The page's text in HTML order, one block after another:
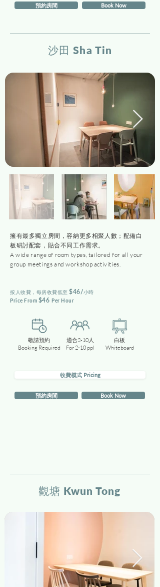
預約房間 Book Now
沙田 Sha Tin
擁有最多獨立房間，容納更多相聚人數；配備白
板研討配套，貼合不同工作需求。
A wide range of room types, tailored for all your
group meetings and workshop activities.
​按人收費，每房收費低至 $46/小時
Price From $46 Per Hour
敬請預約
Booking Required
適合2-10人
For 2-10 ppl
白板
Whiteboard
收費模式 Pricing
預約房間 Book Now
觀塘 Kwun Tong